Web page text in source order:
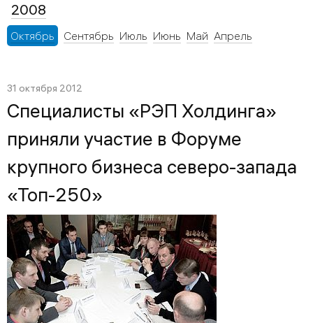
Октябрь Сентябрь Июль Июнь Май Апрель
2008
31 октября 2012
Специалисты «РЭП Холдинга»
приняли участие в Форуме
крупного бизнеса северо-запада
«Топ-250»